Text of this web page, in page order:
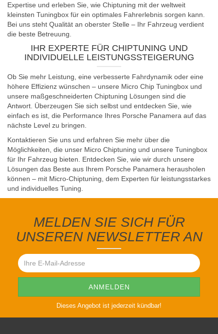
Expertise und erleben Sie, wie Chiptuning mit der weltweit
kleinsten Tuningbox für ein optimales Fahrerlebnis sorgen kann.
Bei uns steht Qualität an oberster Stelle – Ihr Fahrzeug verdient
die beste Betreuung.
IHR EXPERTE FÜR CHIPTUNING UND
INDIVIDUELLE LEISTUNGSSTEIGERUNG
Ob Sie mehr Leistung, eine verbesserte Fahrdynamik oder eine
höhere Effizienz wünschen – unsere Micro Chip Tuningbox und
unsere maßgeschneiderten Chiptuning Lösungen sind die
Antwort. Überzeugen Sie sich selbst und entdecken Sie, wie
einfach es ist, die Performance Ihres Porsche Panamera auf das
nächste Level zu bringen.
Kontaktieren Sie uns und erfahren Sie mehr über die
Möglichkeiten, die unser Micro Chiptuning und unsere Tuningbox
für Ihr Fahrzeug bieten. Entdecken Sie, wie wir durch unsere
Lösungen das Beste aus Ihrem Porsche Panamera herausholen
können – mit Micro-Chiptuning, dem Experten für leistungsstarkes
und individuelles Tuning.
MELDEN SIE SICH FÜR
UNSEREN NEWSLETTER AN
Dieses Angebot ist jederzeit kündbar!